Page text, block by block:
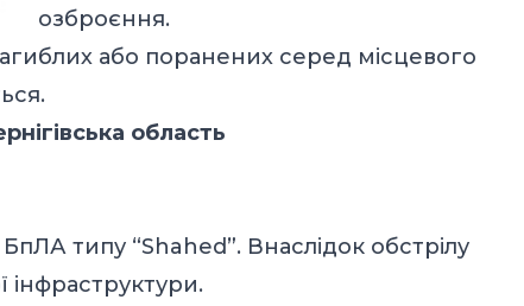
озброєння.
або поранених серед місцевого
область
типу “Shahed”. Внаслідок обстрілу